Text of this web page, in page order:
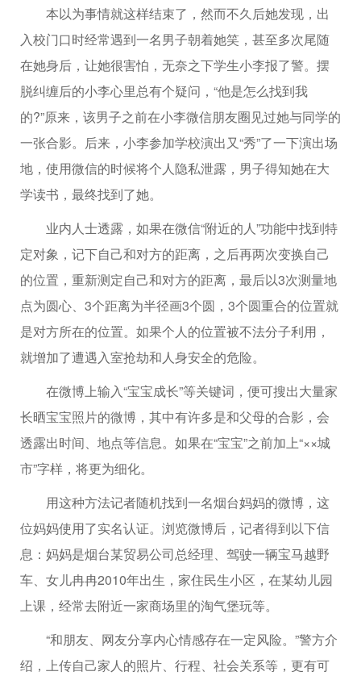
本以为事情就这样结束了，然而不久后她发现，出
入校门口时经常遇到一名男子朝着她笑，甚至多次尾随
在她身后，让她很害怕，无奈之下学生小李报了警。摆
脱纠缠后的小李心里总有个疑问，“他是怎么找到我
的?”原来，该男子之前在小李微信朋友圈见过她与同学的
一张合影。后来，小李参加学校演出又“秀”了一下演出场
地，使用微信的时候将个人隐私泄露，男子得知她在大
学读书，最终找到了她。
业内人士透露，如果在微信“附近的人”功能中找到特
定对象，记下自己和对方的距离，之后再两次变换自己
的位置，重新测定自己和对方的距离，最后以3次测量地
点为圆心、3个距离为半径画3个圆，3个圆重合的位置就
是对方所在的位置。如果个人的位置被不法分子利用，
就增加了遭遇入室抢劫和人身安全的危险。
在微博上输入“宝宝成长”等关键词，便可搜出大量家
长晒宝宝照片的微博，其中有许多是和父母的合影，会
透露出时间、地点等信息。如果在“宝宝”之前加上“××城
市”字样，将更为细化。
用这种方法记者随机找到一名烟台妈妈的微博，这
位妈妈使用了实名认证。浏览微博后，记者得到以下信
息：妈妈是烟台某贸易公司总经理、驾驶一辆宝马越野
车、女儿冉冉2010年出生，家住民生小区，在某幼儿园
上课，经常去附近一家商场里的淘气堡玩等。
“和朋友、网友分享内心情感存在一定风险。”警方介
绍，上传自己家人的照片、行程、社会关系等，更有可